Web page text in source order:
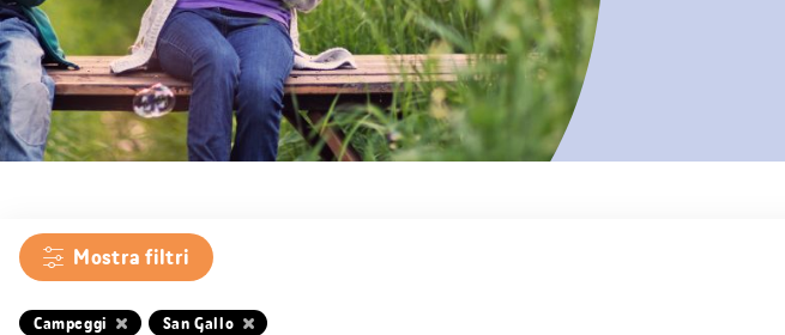
Mostra filtri
Campeggi San Gallo